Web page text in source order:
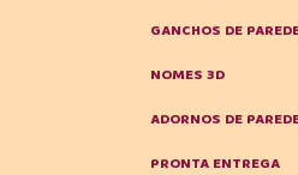
GANCHOS DE
NOMES 3D
ADORNOS DE
PRONTA ENTREGA